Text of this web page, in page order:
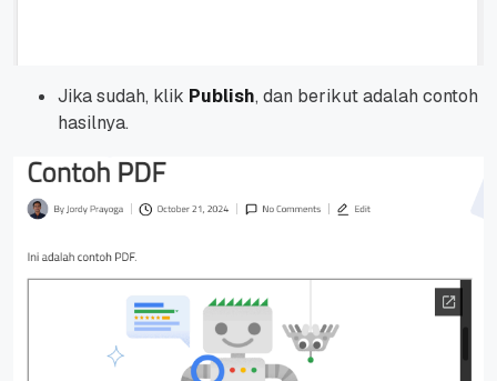
Jika sudah, klik Publish, dan berikut adalah contoh
hasilnya.